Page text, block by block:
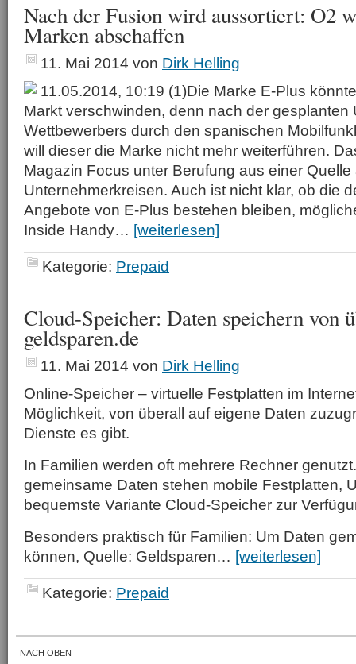
Nach der Fusion wird aussortiert: O2
Marken abschaffen
11. Mai 2014 von Dirk Helling
11.05.2014, 10:19 (1)Die Marke E-Plus
Markt verschwinden, denn nach der gesplanten
Wettbewerbers durch den spanischen
will dieser die Marke nicht mehr weiterführen.
Magazin Focus unter Berufung aus einer Quelle
Unternehmerkreisen. Auch ist nicht klar, ob die
Angebote von E-Plus bestehen bleiben,
Inside Handy… [weiterlesen]
Kategorie: Prepaid
Cloud-Speicher: Daten speichern von
geldsparen.de
11. Mai 2014 von Dirk Helling
Online-Speicher – virtuelle Festplatten im
Möglichkeit, von überall auf eigene Daten
Dienste es gibt.
In Familien werden oft mehrere Rechner
gemeinsame Daten stehen mobile Festplatten,
bequemste Variante Cloud-Speicher zur
Besonders praktisch für Familien: Um Daten
können, Quelle: Geldsparen… [weiterlesen]
Kategorie: Prepaid
NACH OBEN